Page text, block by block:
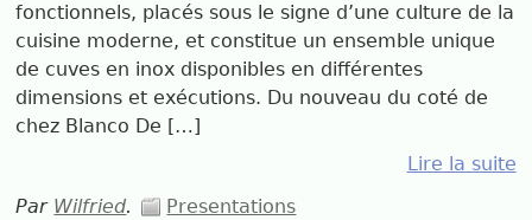
fonctionnels, placés sous le signe d’une culture de la
cuisine moderne, et constitue un ensemble unique
de cuves en inox disponibles en différentes
dimensions et exécutions. Du nouveau du coté de
chez Blanco De […]
Lire la suite
Par Wilfried.
Presentations